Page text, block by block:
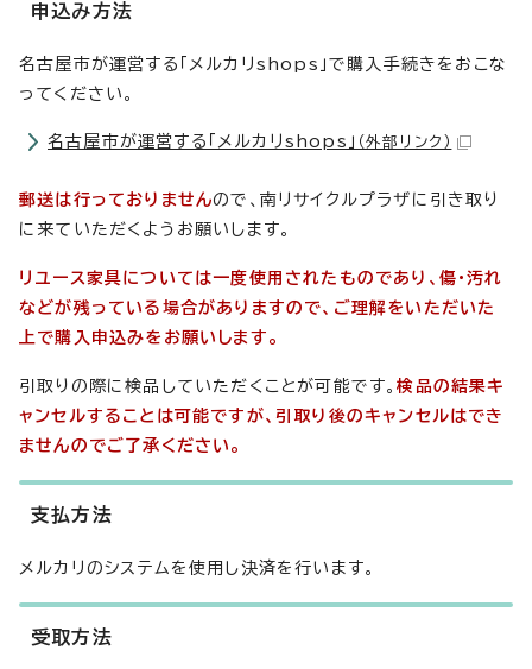
申込み方法
名古屋市が運営する「メルカリshops」で購入手続きをおこな
ってください。
名古屋市が運営する「メルカリshops」 （外部リンク）
郵送は行っておりませんので、南リサイクルプラザに引き取り
に来ていただくようお願いします。
リユース家具については一度使用されたものであり、傷・汚れ
などが残っている場合がありますので、ご理解をいただいた
上で購入申込みをお願いします。
引取りの際に検品していただくことが可能です。検品の結果キ
ャンセルすることは可能ですが、引取り後のキャンセルはでき
ませんのでご了承ください。
支払方法
メルカリのシステムを使用し決済を行います。
受取方法